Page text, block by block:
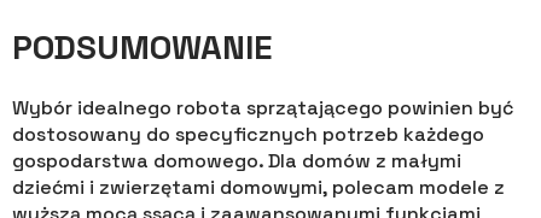
PODSUMOWANIE
Wybór idealnego robota sprzątającego powinien być
dostosowany do specyficznych potrzeb każdego
gospodarstwa domowego. Dla domów z małymi
dziećmi i zwierzętami domowymi, polecam modele z